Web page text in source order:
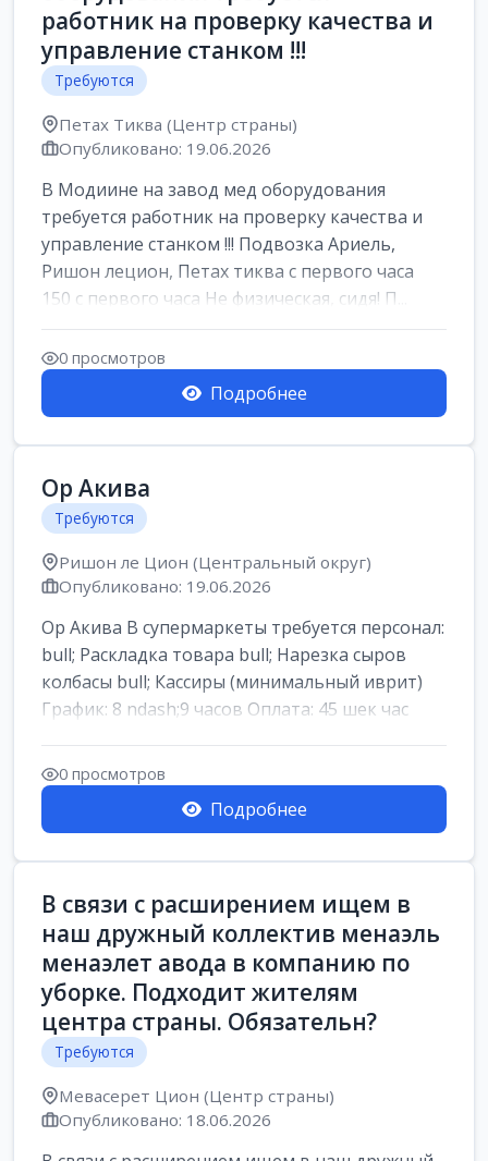
работник на проверку качества и
управление станком !!!
Требуются
Петах Тиква (Центр страны)
Опубликовано: 19.06.2026
В Модиине на завод мед оборудования
требуется работник на проверку качества и
управление станком !!! Подвозка Ариель,
Ришон лецион, Петах тиква с первого часа
150 с первого часа Не физическая, сидя! П...
0 просмотров
Подробнее
Ор Акива
Требуются
Ришон ле Цион (Центральный округ)
Опубликовано: 19.06.2026
Ор Акива В супермаркеты требуется персонал:
bull; Раскладка товара bull; Нарезка сыров
колбасы bull; Кассиры (минимальный иврит)
График: 8 ndash;9 часов Оплата: 45 шек час
0 просмотров
Подробнее
В связи с расширением ищем в
наш дружный коллектив менаэль
менаэлет авода в компанию по
уборке. Подходит жителям
центра страны. Обязательн?
Требуются
Мевасерет Цион (Центр страны)
Опубликовано: 18.06.2026